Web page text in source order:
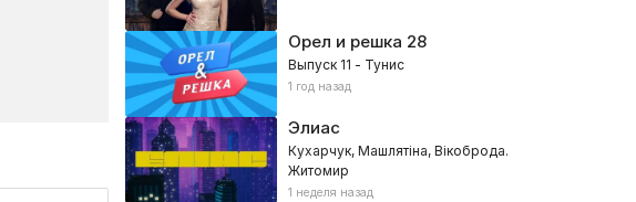
Орел и решка 28
Выпуск 11 - Тунис
1 год назад
Элиас
Кухарчук, Машлятіна, Вікоброда.
Житомир
1 неделя назад